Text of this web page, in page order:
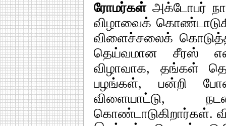
ரோமர்கள் அக்டோபர்
விழாவைக்
விளைச்சலைக்
தெய்வமான சீரஸ்
விழாவாக, தங்கள்
பழங்கள், பன்றி
விளையாட்டு,
கொண்டாடுகிறார்கள்.